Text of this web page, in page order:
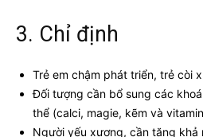
3. Chỉ định
Trẻ em chậm phát triển, trẻ còi
Đối tượng cần bổ sung các
thể (calci, magie, kẽm và
Người yếu xương, cần tăng khả